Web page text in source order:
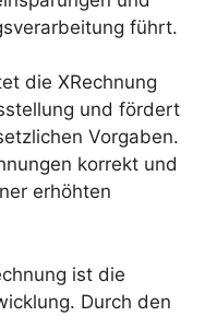
führt.
die XRechnung
und fördert
Vorgaben.
korrekt und
erhöhten
ist die
Durch den